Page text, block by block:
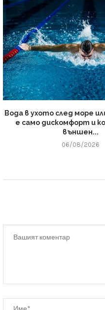
Вода в ухото след море
е само дискомфорт и
външен...
06/08/2026